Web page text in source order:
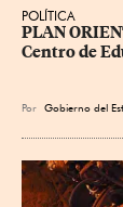
POLÍTICA
PLAN
Centro de
Por Gobierno del